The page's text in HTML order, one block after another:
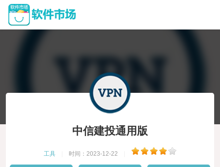
中信建投通用版
工具 时间：2023-12-22